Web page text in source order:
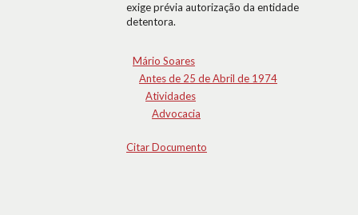
exige prévia autorização da entidade
detentora.
Mário Soares
Antes de 25 de Abril de 1974
Atividades
Advocacia
Citar Documento